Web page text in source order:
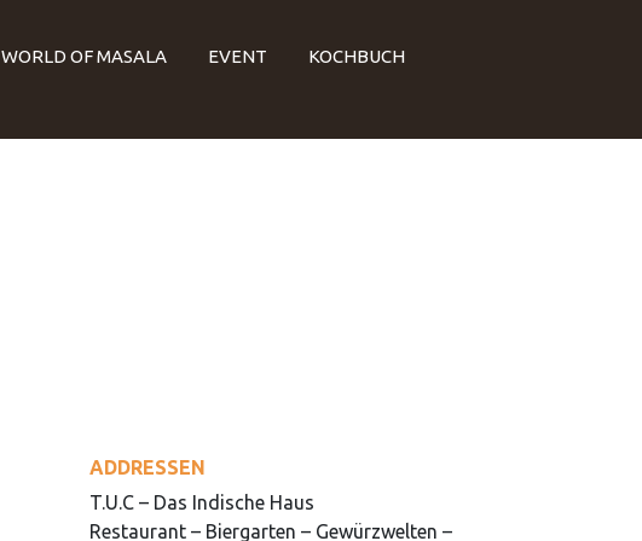
WORLD OF MASALA EVENT KOCHBUCH
ADDRESSEN
T.U.C – Das Indische Haus
Restaurant – Biergarten – Gewürzwelten –